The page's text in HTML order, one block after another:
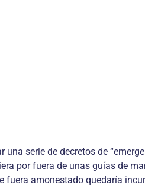
una serie de decretos de
por fuera de unas guías de
fuera amonestado quedaría